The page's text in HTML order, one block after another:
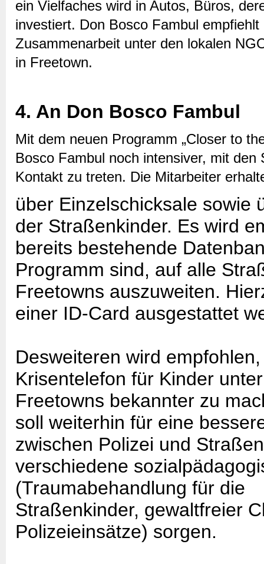
ein Vielfaches wird in Autos, Büros,
investiert. Don Bosco Fambul
Zusammenarbeit unter den lokalen
in Freetown.
4. An Don Bosco Fambul
Mit dem neuen Programm „Closer to
Bosco Fambul noch intensiver, mit
Kontakt zu treten. Die Mitarbeiter
über Einzelschicksale sowie
der Straßenkinder. Es wird
bereits bestehende
Programm sind, auf alle
Freetowns auszuweiten.
einer ID-Card ausgestattet
Desweiteren wird
Krisentelefon für Kinder
Freetowns bekannter zu
soll weiterhin für eine
zwischen Polizei und
verschiedene
(Traumabehandlung für die
Straßenkinder, gewaltfreier
Polizeieinsätze) sorgen.